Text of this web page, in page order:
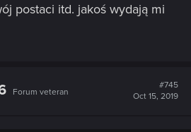
postaci itd. jakoś wydają mi
Forum veteran
#745
Oct 15, 2019